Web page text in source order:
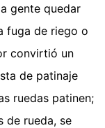
gente quedar
fuga de riego o
convirtió un
de patinaje
ruedas patinen;
de rueda, se